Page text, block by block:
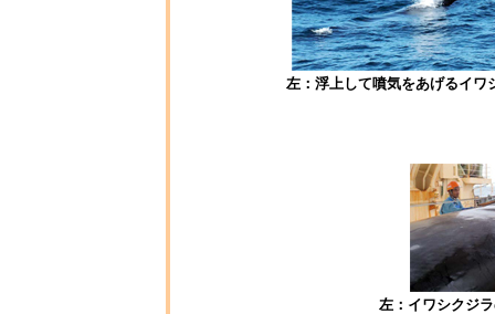
左：浮上して噴気をあげるイワ
左：イワシクジ